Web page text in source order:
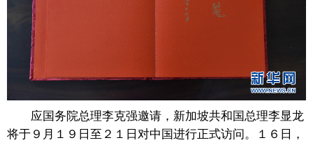
图片 彩票
旅游 数据
金融 公益 军事 无人机
富媒体 摄影 新华广播
应国务院总理李克强邀请，新加坡共和国总理李显龙
将于９月１９日至２１日对中国进行正式访问。１６日，